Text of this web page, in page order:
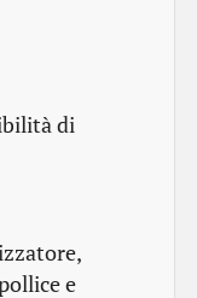
di
e